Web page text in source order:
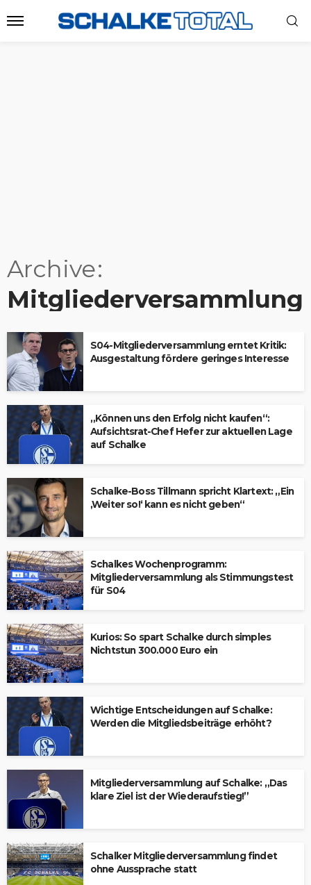
Archive
Mitgliederversammlung
S04-Mitgliederversammlung erntet Kritik:
Ausgestaltung fördere geringes Interesse
„Können uns den Erfolg nicht kaufen“:
Aufsichtsrat-Chef Hefer zur aktuellen Lage
auf Schalke
Schalke-Boss Tillmann spricht Klartext: „Ein
‚Weiter so!‘ kann es nicht geben“
Schalkes Wochenprogramm:
Mitgliederversammlung als Stimmungstest
für S04
Kurios: So spart Schalke durch simples
Nichtstun 300.000 Euro ein
Wichtige Entscheidungen auf Schalke:
Werden die Mitgliedsbeiträge erhöht?
Mitgliederversammlung auf Schalke: „Das
klare Ziel ist der Wiederaufstieg!”
Schalker Mitgliederversammlung findet
ohne Aussprache statt